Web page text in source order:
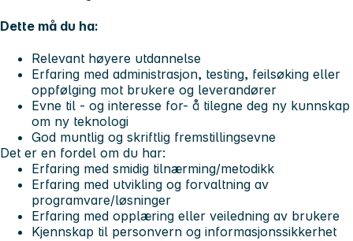
Dette må du ha:
Relevant høyere utdannelse
Erfaring med administrasjon, testing, feilsøking eller
oppfølging mot brukere og leverandører
Evne til - og interesse for- å tilegne deg ny kunnskap
om ny teknologi
God muntlig og skriftlig fremstillingsevne
Det er en fordel om du har:
Erfaring med smidig tilnærming/metodikk
Erfaring med utvikling og forvaltning av
programvare/løsninger
Erfaring med opplæring eller veiledning av brukere
Kjennskap til personvern og informasjonssikkerhet